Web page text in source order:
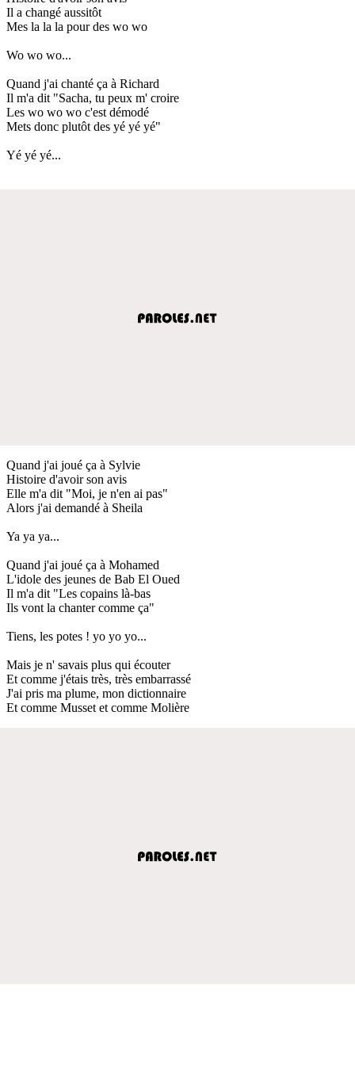
Il a changé aussitôt
Mes la la la pour des wo wo
Wo wo wo...
Quand j'ai chanté ça à Richard
Il m'a dit "Sacha, tu peux m' croire
Les wo wo wo c'est démodé
Mets donc plutôt des yé yé yé"
Yé yé yé...
Quand j'ai joué ça à Sylvie
Histoire d'avoir son avis
Elle m'a dit "Moi, je n'en ai pas"
Alors j'ai demandé à Sheila
Ya ya ya...
Quand j'ai joué ça à Mohamed
L'idole des jeunes de Bab El Oued
Il m'a dit "Les copains là-bas
Ils vont la chanter comme ça"
Tiens, les potes ! yo yo yo...
Mais je n' savais plus qui écouter
Et comme j'étais très, très embarrassé
J'ai pris ma plume, mon dictionnaire
Et comme Musset et comme Molière